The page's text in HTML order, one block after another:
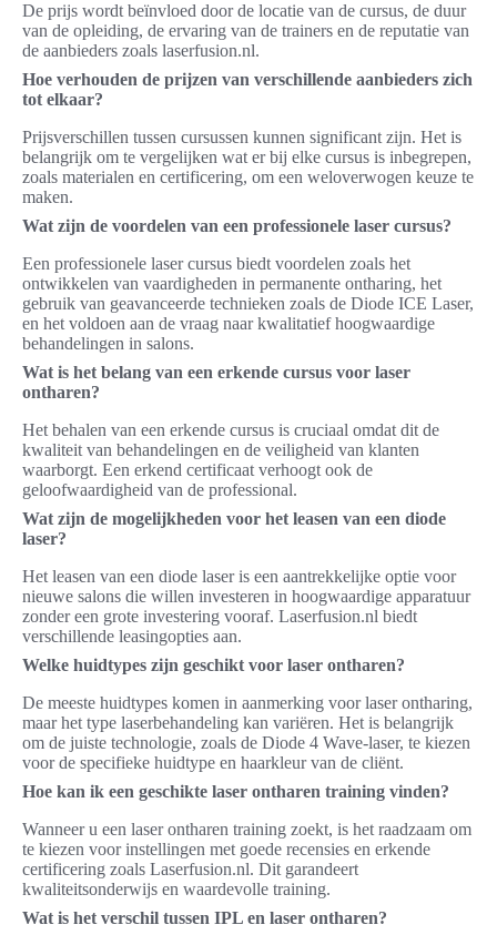
De prijs wordt beïnvloed door de locatie van de cursus, de duur
van de opleiding, de ervaring van de trainers en de reputatie van
de aanbieders zoals laserfusion.nl.
Hoe verhouden de prijzen van verschillende aanbieders zich
tot elkaar?
Prijsverschillen tussen cursussen kunnen significant zijn. Het is
belangrijk om te vergelijken wat er bij elke cursus is inbegrepen,
zoals materialen en certificering, om een weloverwogen keuze te
maken.
Wat zijn de voordelen van een professionele laser cursus?
Een professionele laser cursus biedt voordelen zoals het
ontwikkelen van vaardigheden in permanente ontharing, het
gebruik van geavanceerde technieken zoals de Diode ICE Laser,
en het voldoen aan de vraag naar kwalitatief hoogwaardige
behandelingen in salons.
Wat is het belang van een erkende cursus voor laser
ontharen?
Het behalen van een erkende cursus is cruciaal omdat dit de
kwaliteit van behandelingen en de veiligheid van klanten
waarborgt. Een erkend certificaat verhoogt ook de
geloofwaardigheid van de professional.
Wat zijn de mogelijkheden voor het leasen van een diode
laser?
Het leasen van een diode laser is een aantrekkelijke optie voor
nieuwe salons die willen investeren in hoogwaardige apparatuur
zonder een grote investering vooraf. Laserfusion.nl biedt
verschillende leasingopties aan.
Welke huidtypes zijn geschikt voor laser ontharen?
De meeste huidtypes komen in aanmerking voor laser ontharing,
maar het type laserbehandeling kan variëren. Het is belangrijk
om de juiste technologie, zoals de Diode 4 Wave-laser, te kiezen
voor de specifieke huidtype en haarkleur van de cliënt.
Hoe kan ik een geschikte laser ontharen training vinden?
Wanneer u een laser ontharen training zoekt, is het raadzaam om
te kiezen voor instellingen met goede recensies en erkende
certificering zoals Laserfusion.nl. Dit garandeert
kwaliteitsonderwijs en waardevolle training.
Wat is het verschil tussen IPL en laser ontharen?